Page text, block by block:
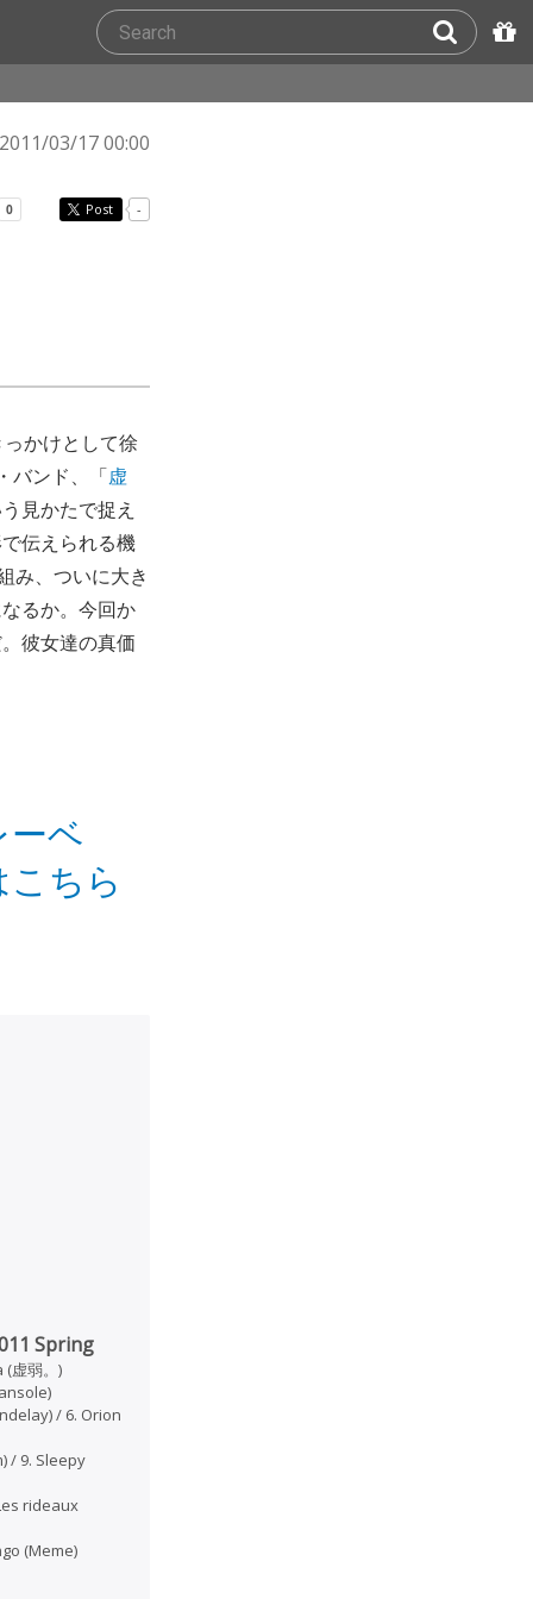
2011/03/17 00:00
Post -
かけとして徐
バンド、「虚
見かたで捉え
伝えられる機
み、ついに大き
るか。今回か
彼女達の真価
ーベ
ちら
Spring
(虚弱。)
/ 6. Orion
/ 9. Sleepy
rideaux
(Meme)